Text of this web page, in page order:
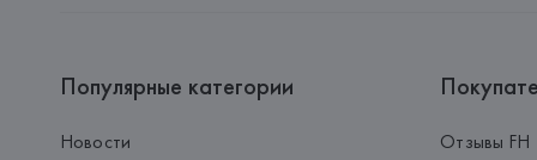
Популярные категории
Новости
Отзывы FH